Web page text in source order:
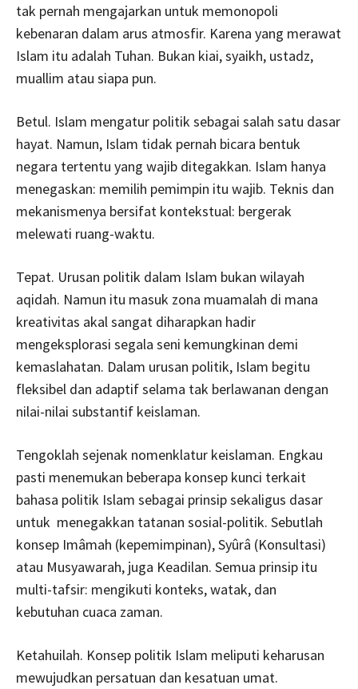
tak pernah mengajarkan untuk memonopoli
kebenaran dalam arus atmosfir. Karena yang merawat
Islam itu adalah Tuhan. Bukan kiai, syaikh, ustadz,
muallim atau siapa pun.
Betul. Islam mengatur politik sebagai salah satu dasar
hayat. Namun, Islam tidak pernah bicara bentuk
negara tertentu yang wajib ditegakkan. Islam hanya
menegaskan: memilih pemimpin itu wajib. Teknis dan
mekanismenya bersifat kontekstual: bergerak
melewati ruang-waktu.
Tepat. Urusan politik dalam Islam bukan wilayah
aqidah. Namun itu masuk zona muamalah di mana
kreativitas akal sangat diharapkan hadir
mengeksplorasi segala seni kemungkinan demi
kemaslahatan. Dalam urusan politik, Islam begitu
fleksibel dan adaptif selama tak berlawanan dengan
nilai-nilai substantif keislaman.
Tengoklah sejenak nomenklatur keislaman. Engkau
pasti menemukan beberapa konsep kunci terkait
bahasa politik Islam sebagai prinsip sekaligus dasar
untuk menegakkan tatanan sosial-politik. Sebutlah
konsep Imâmah (kepemimpinan), Syûrâ (Konsultasi)
atau Musyawarah, juga Keadilan. Semua prinsip itu
multi-tafsir: mengikuti konteks, watak, dan
kebutuhan cuaca zaman.
Ketahuilah. Konsep politik Islam meliputi keharusan
mewujudkan persatuan dan kesatuan umat.